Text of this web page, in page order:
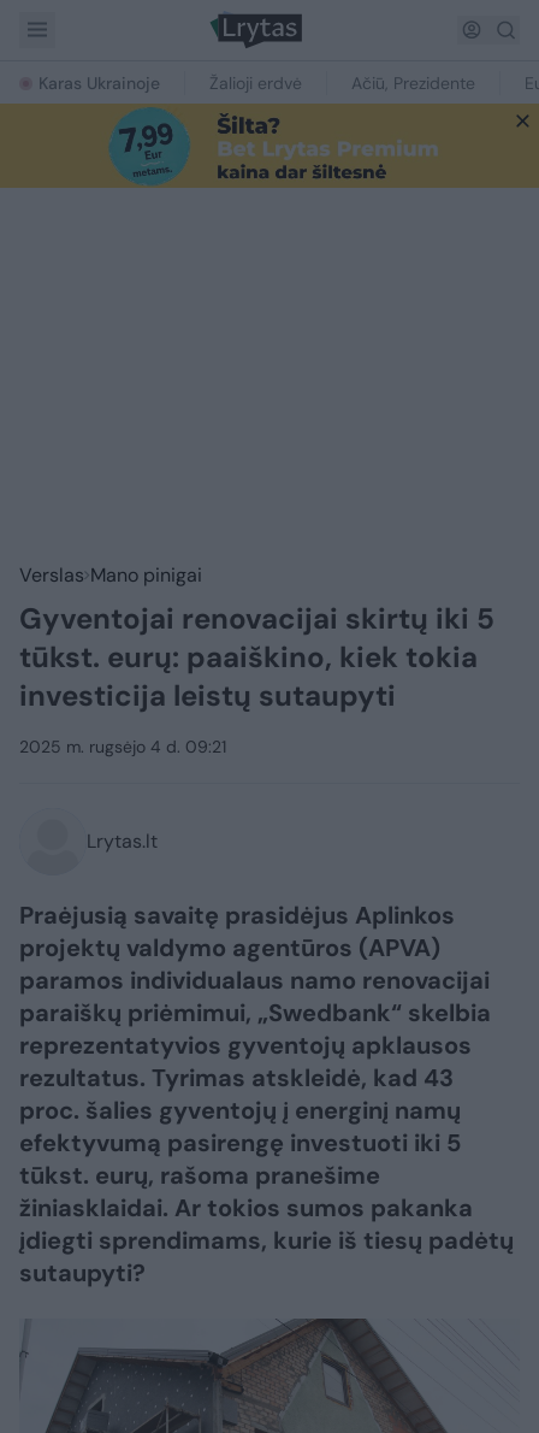
Karas Ukrainoje Žalioji erdvė Ačiū, Prezidente
Verslas Mano pinigai
Gyventojai renovacijai skirtų iki 5
tūkst. eurų: paaiškino, kiek tokia
investicija leistų sutaupyti
2025 m. rugsėjo 4 d. 09:21
Lrytas.lt
Praėjusią savaitę prasidėjus Aplinkos
projektų valdymo agentūros (APVA)
paramos individualaus namo renovacijai
paraiškų priėmimui, „Swedbank“ skelbia
reprezentatyvios gyventojų apklausos
rezultatus. Tyrimas atskleidė, kad 43
proc. šalies gyventojų į energinį namų
efektyvumą pasirengę investuoti iki 5
tūkst. eurų, rašoma pranešime
žiniasklaidai. Ar tokios sumos pakanka
įdiegti sprendimams, kurie iš tiesų padėtų
sutaupyti?